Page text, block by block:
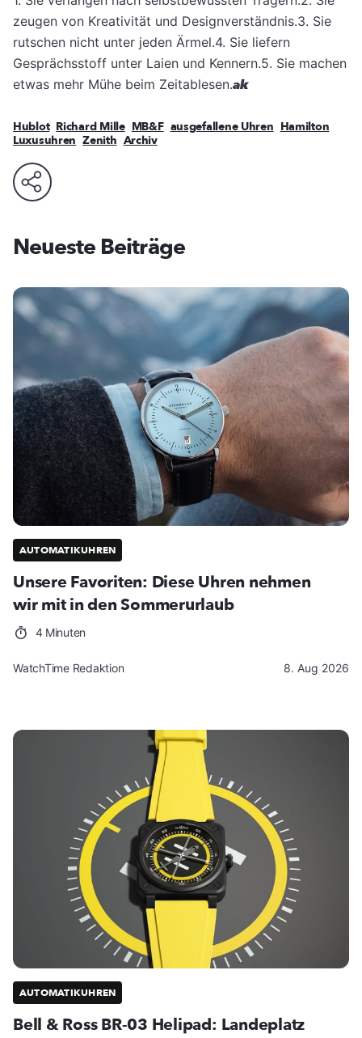
zeugen von Kreativität und Designverständnis.3. Sie
rutschen nicht unter jeden Ärmel.4. Sie liefern
Gesprächsstoff unter Laien und Kennern.5. Sie machen
etwas mehr Mühe beim Zeitablesen.ak
Hublot Richard Mille MB&F ausgefallene Uhren Hamilton
Luxusuhren Zenith Archiv
Neueste Beiträge
AUTOMATIKUHREN
Unsere Favoriten: Diese Uhren nehmen
wir mit in den Sommerurlaub
4 Minuten
WatchTime Redaktion 8. Aug 2026
AUTOMATIKUHREN
Bell & Ross BR-03 Helipad: Landeplatz